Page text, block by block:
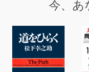
ット・スミス嬢の話
すぐにその新聞に名
と、亡くなった伯父
父の死後、貧しい生
今、あ